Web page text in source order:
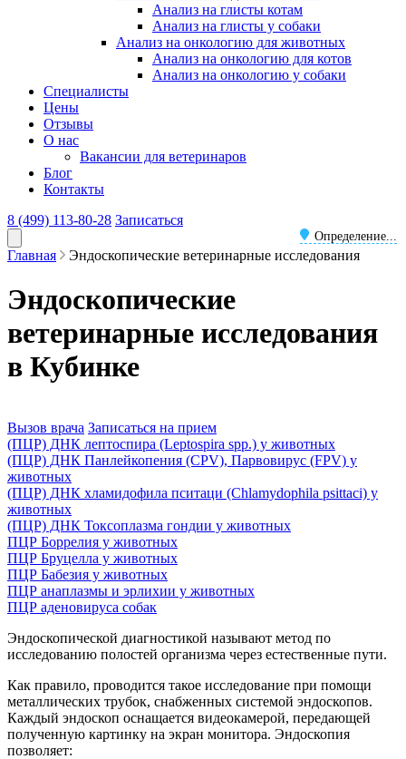
Анализ на глисты котам
Анализ на глисты у собаки
Анализ на онкологию для животных
Анализ на онкологию для котов
Анализ на онкологию у собаки
Специалисты
Цены
Отзывы
О нас
Вакансии для ветеринаров
Блог
Контакты
8 (499) 113-80-28
Определение...
Записаться
Главная Эндоскопические ветеринарные исследования
Эндоскопические
ветеринарные исследования
в Кубинке
Вызов врача Записаться на прием
(ПЦР) ДНК лептоспира (Leptospira spp.) у животных
(ПЦР) ДНК Панлейкопения (CPV), Парвовирус (FPV) у
животных
(ПЦР) ДНК хламидофила пситаци (Chlamydophila psittaci) у
животных
(ПЦР) ДНК Токсоплазма гондии у животных
ПЦР Боррелия у животных
ПЦР Бруцелла у животных
ПЦР Бабезия у животных
ПЦР анаплазмы и эрлихии у животных
ПЦР аденовируса собак
Эндоскопической диагностикой называют метод по
исследованию полостей организма через естественные пути.
Как правило, проводится такое исследование при помощи
металлических трубок, снабженных системой эндоскопов.
Каждый эндоскоп оснащается видеокамерой, передающей
полученную картинку на экран монитора. Эндоскопия
позволяет: